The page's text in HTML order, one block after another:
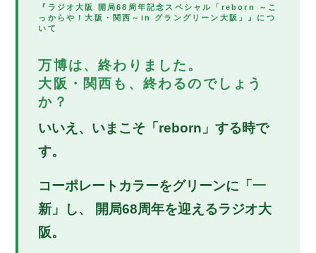
『ラジオ大阪 開局68周年記念スペシャル「reborn ～こ
っからや！大阪・関西～in グラングリーン大阪」』につ
いて
万博は、終わりました。
大阪・関西も、終わるのでしょう
か？
いいえ、いまこそ「reborn」する時で
す。
コーポレートカラーをグリーンに「一
新」し、 開局68周年を迎えるラジオ大
阪。